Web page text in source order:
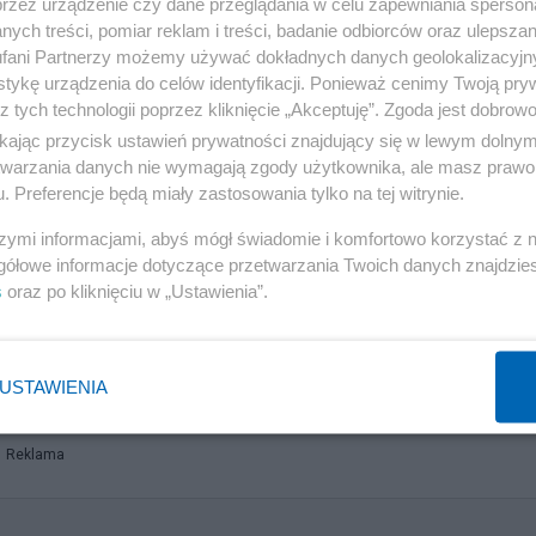
klienci spędzają więcej czasu, łącząc zakupy z
a nie tylko generują ruch – wyjaśnia
handlowych spadła o 14,2 proc. w porównaniu z
Nowaka z Proxi.cloud, w tym przypadku wpływ
Część klientów zmienia swoje upodobania
odebrania zamówienia. To odbija się na ogólnej liczbie
jest zauważalny. Jeżeli w głównej mierze dotyczył on
bez zamiaru ich kupna, to nie powinien aż tak
Reklama
treści, pomiar reklam i treści, badanie odbiorców oraz
Partnerzy możemy używać dokładnych danych
urządzenia do celów identyfikacji. Ponieważ cenimy Twoją
tych technologii poprzez kliknięcie „Akceptuję”. Zgoda jest
przycisk ustawień prywatności znajdujący się w lewym
danych nie wymagają zgody użytkownika, ale masz
Preferencje będą miały zastosowania tylko na tej witrynie.
informacjami, abyś mógł świadomie i komfortowo korzystać z
informacje dotyczące przetwarzania Twoich danych
oraz po kliknięciu w „Ustawienia”.
USTAWIENIA